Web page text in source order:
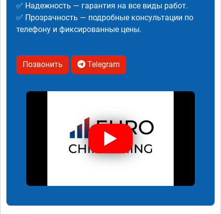
✅ Надежность — гарантия на все виды работ.
✅ Прозрачность — подробные консультации по
телефону и фиксированные цены.
Позвонить Telegram